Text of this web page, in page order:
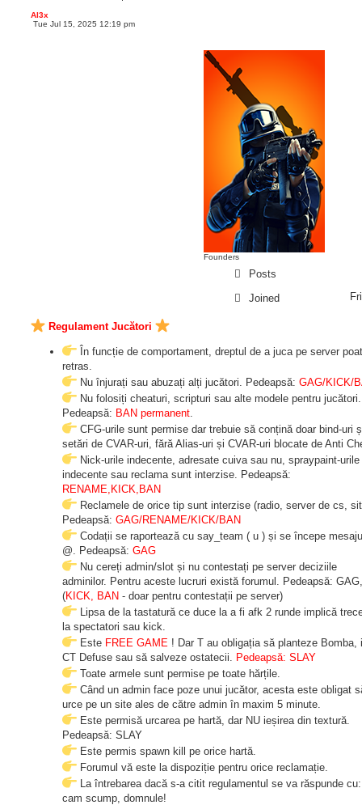
Al3x
Tue Jul 15, 2025 12:19 pm
Founders
Posts
Joined
Regulament Jucători
În funcție de comportament, dreptul de a juca pe server
retras.
Nu înjurați sau abuzați alți jucători. Pedeapsă: GAG/KICK/
Nu folosiți cheaturi, scripturi sau alte modele pentru jucători.
Pedeapsă: BAN permanent
CFG-urile sunt permise dar trebuie să conțină doar bind-uri
setări de CVAR-uri, fără Alias-uri și CVAR-uri blocate de Anti
Nick-urile indecente, adresate cuiva sau nu, spraypaint-urile
indecente sau reclama sunt interzise. Pedeapsă:
RENAME,KICK,BAN
Reclamele de orice tip sunt interzise (radio, server de cs,
Pedeapsă: GAG/RENAME/KICK/BAN
Codații se raportează cu say_team ( u ) și se începe
@. Pedeapsă: GAG
Nu cereți admin/slot și nu contestați pe server deciziile
adminilor. Pentru aceste lucruri există forumul. Pedeapsă: GAG,
(KICK, BAN - doar pentru contestații pe server)
Lipsa de la tastatură ce duce la a fi afk 2 runde implică
la spectatori sau kick.
Este FREE GAME ! Dar T au obligația să planteze Bomba,
CT Defuse sau să salveze ostatecii.
Pedeapsă: SLAY
Toate armele sunt permise pe toate hărțile.
Când un admin face poze unui jucător, acesta este obligat
urce pe un site ales de către admin în maxim 5 minute.
Este permisă urcarea pe hartă, dar NU ieșirea din textură.
Pedeapsă: SLAY
Este permis spawn kill pe orice hartă.
Forumul vă este la dispoziție pentru orice reclamație.
La întrebarea dacă s-a citit regulamentul se va răspunde
cam scump, domnule!